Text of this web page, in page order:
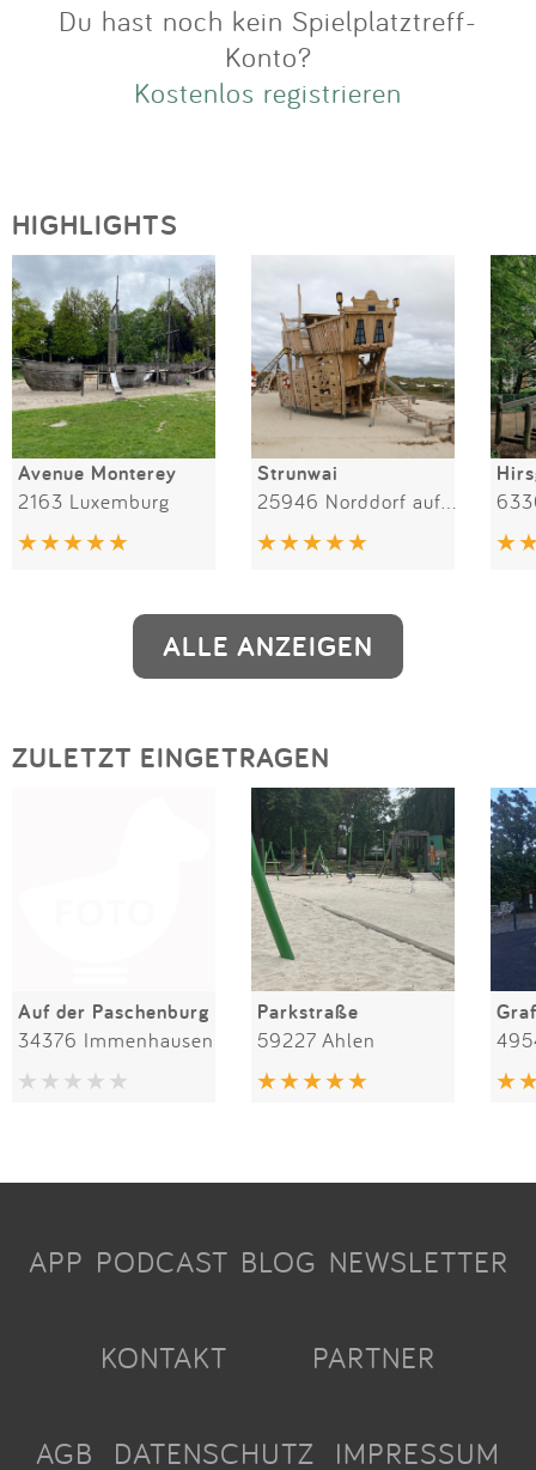
Du hast noch kein Spielplatztreff-
Konto?
Kostenlos registrieren
HIGHLIGHTS
Avenue Monterey
2163 Luxemburg
Strunwai
ALLE ANZEIGEN
ZULETZT EINGETRAGEN
Auf der Paschenburg
34376 Immenhausen
Parkstraße
59227 Ahlen
APP PODCAST BLOG NEWSLETTER
KONTAKT PARTNER
AGB DATENSCHUTZ IMPRESSUM